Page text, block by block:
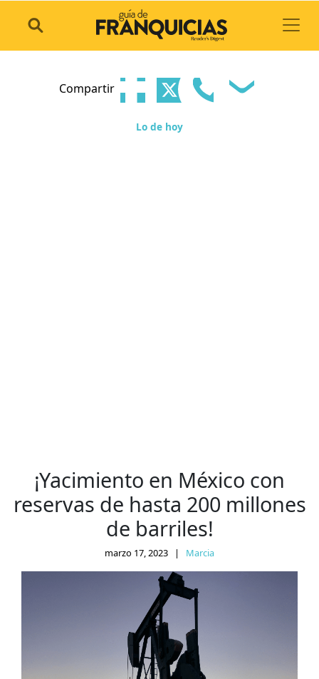
Compartir
Lo de hoy
¡Yacimiento en México con
reservas de hasta 200 millones
de barriles!
marzo 17, 2023 | Marcia